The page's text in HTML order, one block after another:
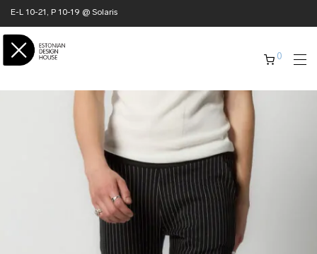
E-L 10-21, P 10-19 @ Solaris
0